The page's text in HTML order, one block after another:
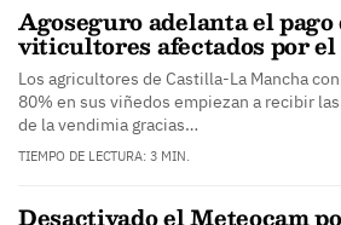
Agoseguro adelanta el pago
viticultores afectados por
Los agricultores de Castilla-La Mancha
80% en sus viñedos empiezan a recibir
de la vendimia gracias…
TIEMPO DE LECTURA: 3 MIN.
Desactivado el Meteocam